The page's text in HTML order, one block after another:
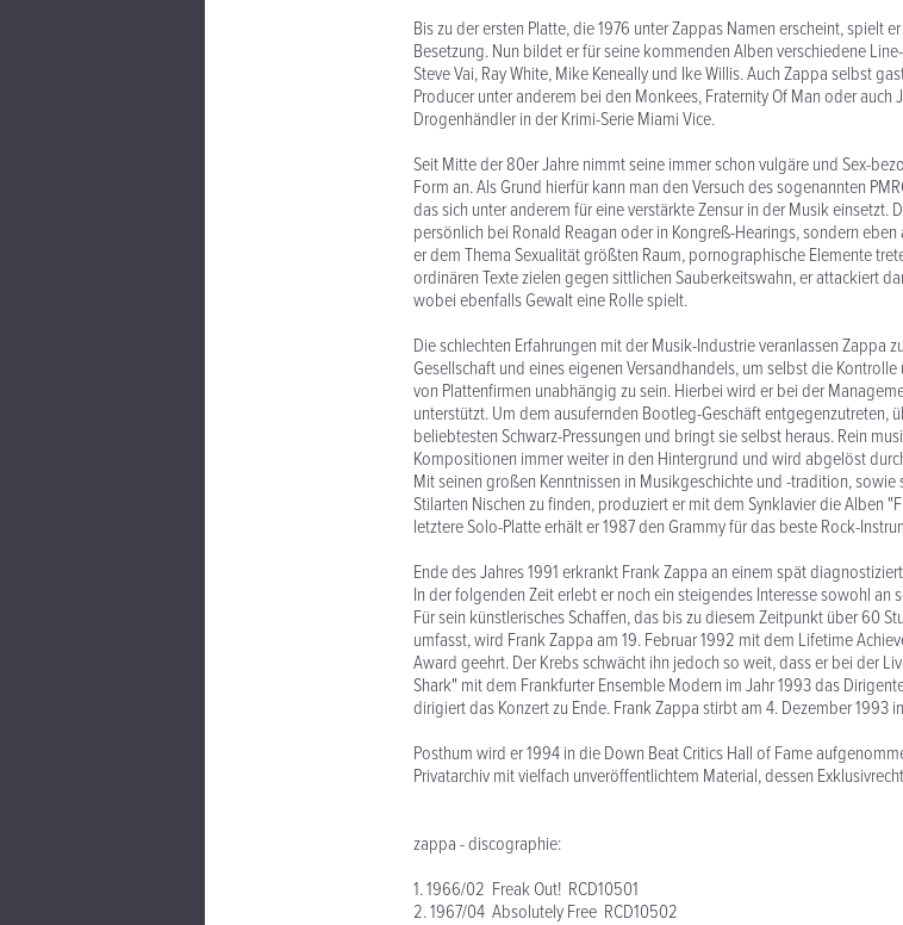
Bis zu der ersten Platte, die 1976 unter Zappas Namen erscheint, spielt
Besetzung. Nun bildet er für seine kommenden Alben verschiedene
Steve Vai, Ray White, Mike Keneally und Ike Willis. Auch Zappa selbst
Producer unter anderem bei den Monkees, Fraternity Of Man oder auch
Drogenhändler in der Krimi-Serie Miami Vice.
Seit Mitte der 80er Jahre nimmt seine immer schon vulgäre und Sex-
Form an. Als Grund hierfür kann man den Versuch des sogenannten
das sich unter anderem für eine verstärkte Zensur in der Musik einsetzt.
persönlich bei Ronald Reagan oder in Kongreß-Hearings, sondern
er dem Thema Sexualität größten Raum, pornographische Elemente
ordinären Texte zielen gegen sittlichen Sauberkeitswahn, er attackiert
wobei ebenfalls Gewalt eine Rolle spielt.
Die schlechten Erfahrungen mit der Musik-Industrie veranlassen Zappa
Gesellschaft und eines eigenen Versandhandels, um selbst die
von Plattenfirmen unabhängig zu sein. Hierbei wird er bei der
unterstützt. Um dem ausufernden Bootleg-Geschäft entgegenzutreten,
beliebtesten Schwarz-Pressungen und bringt sie selbst heraus. Rein
Kompositionen immer weiter in den Hintergrund und wird abgelöst
Mit seinen großen Kenntnissen in Musikgeschichte und -tradition,
Stilarten Nischen zu finden, produziert er mit dem Synklavier die Alben
letztere Solo-Platte erhält er 1987 den Grammy für das beste Rock-
Ende des Jahres 1991 erkrankt Frank Zappa an einem spät
In der folgenden Zeit erlebt er noch ein steigendes Interesse sowohl an
Für sein künstlerisches Schaffen, das bis zu diesem Zeitpunkt über 60
umfasst, wird Frank Zappa am 19. Februar 1992 mit dem Lifetime
Award geehrt. Der Krebs schwächt ihn jedoch so weit, dass er bei der
Shark" mit dem Frankfurter Ensemble Modern im Jahr 1993 das
dirigiert das Konzert zu Ende. Frank Zappa stirbt am 4. Dezember 1993
Posthum wird er 1994 in die Down Beat Critics Hall of Fame
Privatarchiv mit vielfach unveröffentlichtem Material, dessen
zappa - discographie:
1. 1966/02 Freak Out! RCD10501
2. 1967/04 Absolutely Free RCD10502